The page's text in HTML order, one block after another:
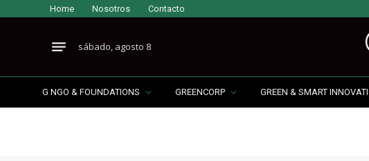
Home Nosotros Contacto
sábado, agosto 8
G NGO & FOUNDATIONS GREENCORP GREEN & SMART